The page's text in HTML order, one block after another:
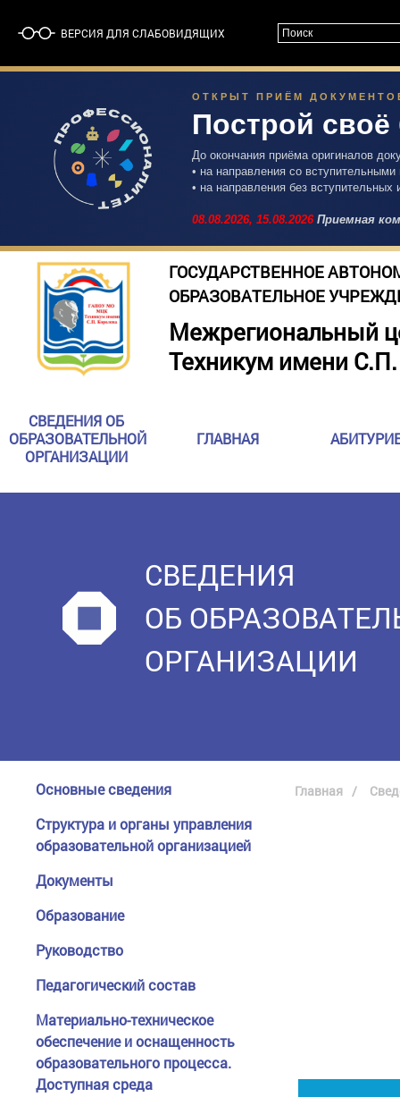
ВЕРСИЯ ДЛЯ СЛАБОВИДЯЩИХ
ОТКРЫТ ПРИЁМ
Построй
До окончания приёма оригиналов
• на направления со
• на направления без
08.08.2026, 15.08.2026Приемная
ГОСУДАРСТВЕННОЕ
ОБРАЗОВАТЕЛЬНОЕ
Межрегиональный
Техникум имени
СВЕДЕНИЯ ОБ
ОБРАЗОВАТЕЛЬНОЙ
ОРГАНИЗАЦИИ
ГЛАВНАЯ
СВЕДЕНИЯ
ОБ
ОРГАНИЗАЦИИ
Основные сведения
Структура и органы управления
образовательной организацией
Документы
Образование
Руководство
Педагогический состав
Материально-техническое
обеспечение и оснащенность
образовательного процесса.
Доступная среда
Главная